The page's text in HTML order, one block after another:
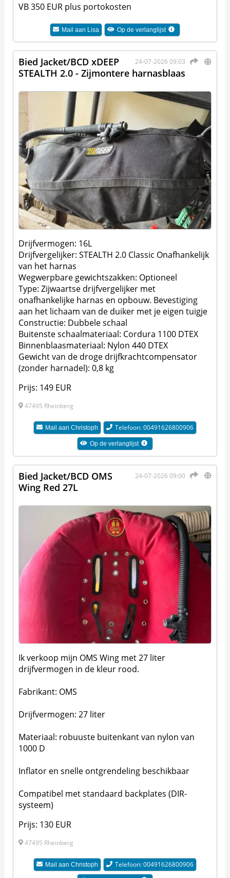
VB 350 EUR plus portokosten
Mail aan Lisa Op de verlanglijst
24-07-2026 09:03
Bied Jacket/BCD xDEEP
STEALTH 2.0 - Zijmontere harnasblaas
Drijfvermogen: 16L
Drijfvergelijker: STEALTH 2.0 Classic Onafhankelijk
van het harnas
Wegwerpbare gewichtszakken: Optioneel
Type: Zijwaartse drijfvergelijker met
onafhankelijke harnas en opbouw. Bevestiging
aan het lichaam van de duiker met je eigen tuigje
Constructie: Dubbele schaal
Buitenste schaalmateriaal: Cordura 1100 DTEX
Binnenblaasmateriaal: Nylon 440 DTEX
Gewicht van de droge drijfkrachtcompensator
(zonder harnadel): 0,8 kg
Prijs: 149 EUR
47495 Rheinberg
Mail aan Christoph Telefoon: 00491626800906
Op de verlanglijst
24-07-2026 09:00
Bied Jacket/BCD OMS
Wing Red 27L
Ik verkoop mijn OMS Wing met 27 liter
drijfvermogen in de kleur rood.
Fabrikant: OMS
Drijfvermogen: 27 liter
Materiaal: robuuste buitenkant van nylon van
1000 D
Inflator en snelle ontgrendeling beschikbaar
Compatibel met standaard backplates (DIR-
systeem)
Prijs: 130 EUR
47495 Rheinberg
Mail aan Christoph Telefoon: 00491626800906